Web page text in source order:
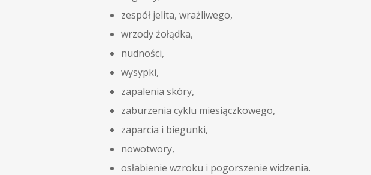
zespół jelita, wrażliwego,
wrzody żołądka,
nudności,
wysypki,
zapalenia skóry,
zaburzenia cyklu miesiączkowego,
zaparcia i biegunki,
nowotwory,
osłabienie wzroku i pogorszenie widzenia.